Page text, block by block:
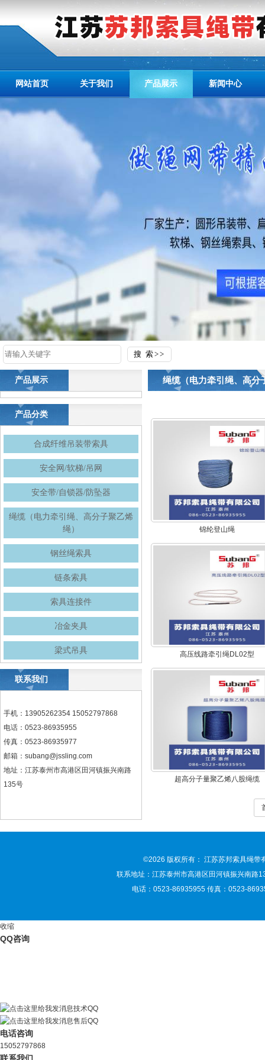
网站首页 关于我们 产品展示 新闻中心
产品展示
产品分类
合成纤维吊装带索具
安全网/软梯/吊网
安全带/自锁器/防坠器
绳缆（电力牵引绳、高分子聚乙烯
绳）
钢丝绳索具
链条索具
索具连接件
冶金夹具
梁式吊具
联系我们
手机：13905262354 15052797868
电话：0523-86935955
传真：0523-86935977
邮箱： subang@jssling.com
地址：江苏泰州市高港区田河镇振兴南路
135号
绳缆（电力牵引绳、高分
锦纶登山绳
高压线路牵引绳DL02型
超高分子量聚乙烯八股绳缆
©2026 版权所有： 江苏苏邦索具绳带
联系地址：江苏泰州市高港区田河镇振兴南
电话：0523-86935955 传真：0523-
收缩
QQ咨询
技术QQ
售后QQ
电话咨询
15052797868